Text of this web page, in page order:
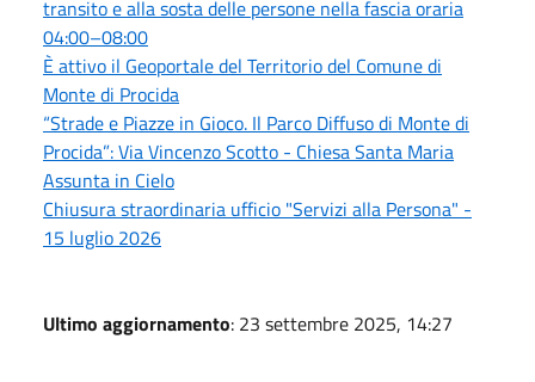
transito e alla sosta delle persone nella fascia oraria
04:00–08:00
È attivo il Geoportale del Territorio del Comune di
Monte di Procida
“Strade e Piazze in Gioco. Il Parco Diffuso di Monte di
Procida”: Via Vincenzo Scotto - Chiesa Santa Maria
Assunta in Cielo
Chiusura straordinaria ufficio "Servizi alla Persona" -
15 luglio 2026
Ultimo aggiornamento: 23 settembre 2025, 14:27